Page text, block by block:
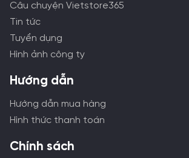
Câu chuyện Vietstore365
Tin tức
Tuyển dụng
Hình ảnh công ty
Hướng dẫn
Hướng dẫn mua hàng
Hình thức thanh toán
Chính sách